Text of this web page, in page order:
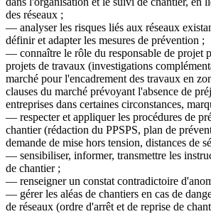
des réseaux ;
― analyser les risques liés aux réseaux
définir et adapter les mesures de prévention ;
― connaître le rôle du responsable de projet
projets de travaux (investigations
marché pour l'encadrement des travaux en
clauses du marché prévoyant l'absence de
entreprises dans certaines circonstances,
― respecter et appliquer les procédures de
chantier (rédaction du PPSPS, plan de
demande de mise hors tension, distances de
― sensibiliser, informer, transmettre les
de chantier ;
― renseigner un constat contradictoire
― gérer les aléas de chantiers en cas de
de réseaux (ordre d'arrêt et de reprise de